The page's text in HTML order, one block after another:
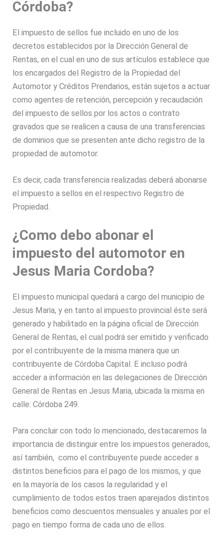
Córdoba?
El impuesto de sellos fue incluido en uno de los
decretos establecidos por la Dirección General de
Rentas, en el cual en uno de sus artículos establece que
los encargados del Registro de la Propiedad del
Automotor y Créditos Prendarios, están sujetos a actuar
como agentes de retención, percepción y recaudación
del impuesto de sellos por los actos o contrato
gravados que se realicen a causa de una transferencias
de dominios que se presenten ante dicho registro de la
propiedad de automotor.
Es decir, cada transferencia realizadas deberá abonarse
el impuesto a sellos en el respectivo Registro de
Propiedad.
¿Como debo abonar el
impuesto del automotor en
Jesus Maria Cordoba?
El impuesto municipal quedará a cargo del municipio de
Jesus Maria, y en tanto al impuesto provincial éste será
generado y habilitado en la página oficial de Dirección
General de Rentas, el cual podrá ser emitido y verificado
por el contribuyente de la misma manera que un
contribuyente de Córdoba Capital. E incluso podrá
acceder a información en las delegaciones de Dirección
General de Rentas en Jesus Maria, ubicada la misma en
calle: Córdoba 249.
Para concluir con todo lo mencionado, destacaremos la
importancia de distinguir entre los impuestos generados,
así también, como el contribuyente puede acceder a
distintos beneficios para el pago de los mismos, y que
en la mayoría de los casos la regularidad y el
cumplimiento de todos estos traen aparejados distintos
beneficios como descuentos mensuales y anuales por el
pago en tiempo forma de cada uno de ellos.